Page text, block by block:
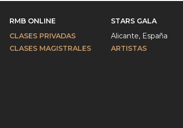
RMB ONLINE
CLASES PRIVADAS
CLASES MAGISTRALES
STARS GALA
Alicante, España
ARTISTAS